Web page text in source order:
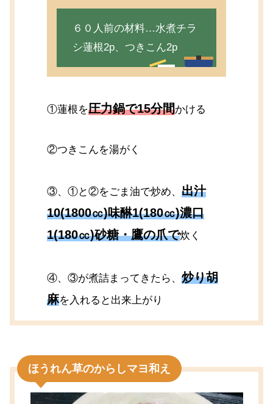
６０人前の材料…水煮チラ
シ蓮根2p、つきこん2p
①蓮根を圧力鍋で15分間かける
②つきこんを湯がく
③、①と②をごま油で炒め、出汁
10(1800㏄)味醂1(180㏄)濃口
1(180㏄)砂糖・鷹の爪で炊く
④、③が煮詰まってきたら、炒り胡
麻を入れると出来上がり
ほうれん草のからしマヨ和え